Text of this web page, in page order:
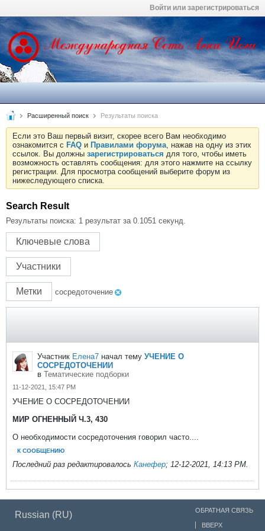
Войти или зарегистрироваться
Расширенный поиск Результаты поиска
Если это Ваш первый визит, скорее всего Вам необходимо
ознакомится с FAQ и Правилами форума, нажав на одну из этих
ссылок. Вы должны зарегистрироваться для того, чтобы иметь
возможность оставлять сообщения: для этого нажмите на ссылку
регистрации. Для просмотра сообщений выберите форум из
нижеследующего списка.
Search Result
Результаты поиска: 1 результат за 0.1051 секунд.
Ключевые слова
Участники
Метки сосредоточение
Участник Елена7 начал тему УЧЕНИЕ О
СОСРЕДОТОЧЕНИИ
в Тематические подборки
11-12-2021, 15:47 PM
УЧЕНИЕ О СОСРЕДОТОЧЕНИИ
МИР ОГНЕННЫЙ Ч.3, 430
О необходимости сосредоточения говорил часто....
К СООБЩЕНИЮ
Последний раз редактировалось Канефер; 12-12-2021, 14:13 PM.
Russian (RU) ОБРАТНАЯ СВЯЗЬ
ВВЕРХ